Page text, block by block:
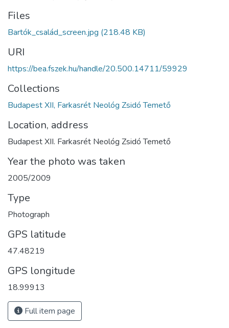
Files
Bartók_család_screen.jpg (218.48 KB)
URI
https://bea.fszek.hu/handle/20.500.14711/59929
Collections
Budapest XII, Farkasrét Neológ Zsidó Temető
Location, address
Budapest XII. Farkasrét Neológ Zsidó Temető
Year the photo was taken
2005/2009
Type
Photograph
GPS latitude
47.48219
GPS longitude
18.99913
Full item page